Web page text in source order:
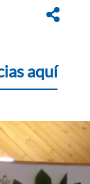
aquí